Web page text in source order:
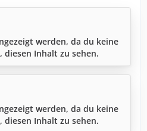
werden, da du keine
diesen Inhalt zu sehen.
werden, da du keine
diesen Inhalt zu sehen.